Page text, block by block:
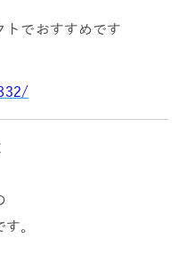
でおすすめです
す。